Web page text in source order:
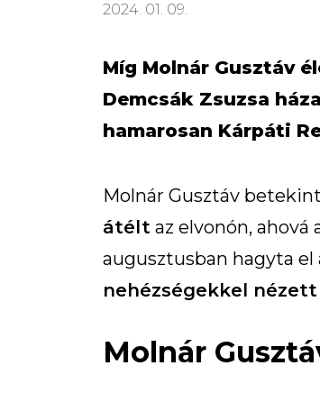
2024. 01. 09.
Míg Molnár Gusztáv
Demcsák Zsuzsa
hamarosan Kárpáti
Molnár Gusztáv
átélt az elvonón,
augusztusban hagyta
nehézségekkel
Molnár